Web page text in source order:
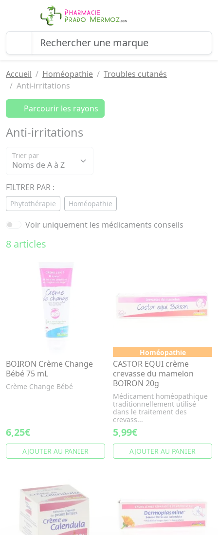
Accueil Homéopathie
Troubles cutanés
Anti-irritations
Parcourir les rayons
Anti-irritations
Trier par
FILTRER PAR :
Phytothérapie Homéopathie
Voir uniquement les médicaments conseils
8 articles
BOIRON Crème Change
Bébé 75 mL
Crème Change Bébé
6,25€
AJOUTER AU PANIER
Homéopathie
CASTOR EQUI crème
crevasse du mamelon
BOIRON 20g
Médicament homéopathique
traditionnellement utilisé
dans le traitement des
crevass...
5,99€
AJOUTER AU PANIER